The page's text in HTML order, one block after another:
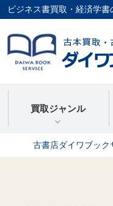
ビジネス書買取・経済学
買取ジャンル
古書店ダイワブック